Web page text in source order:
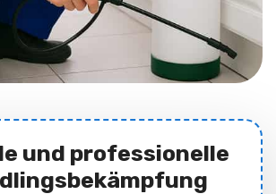
und professionelle